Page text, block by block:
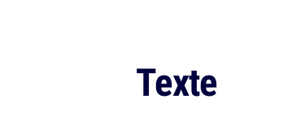
Texte